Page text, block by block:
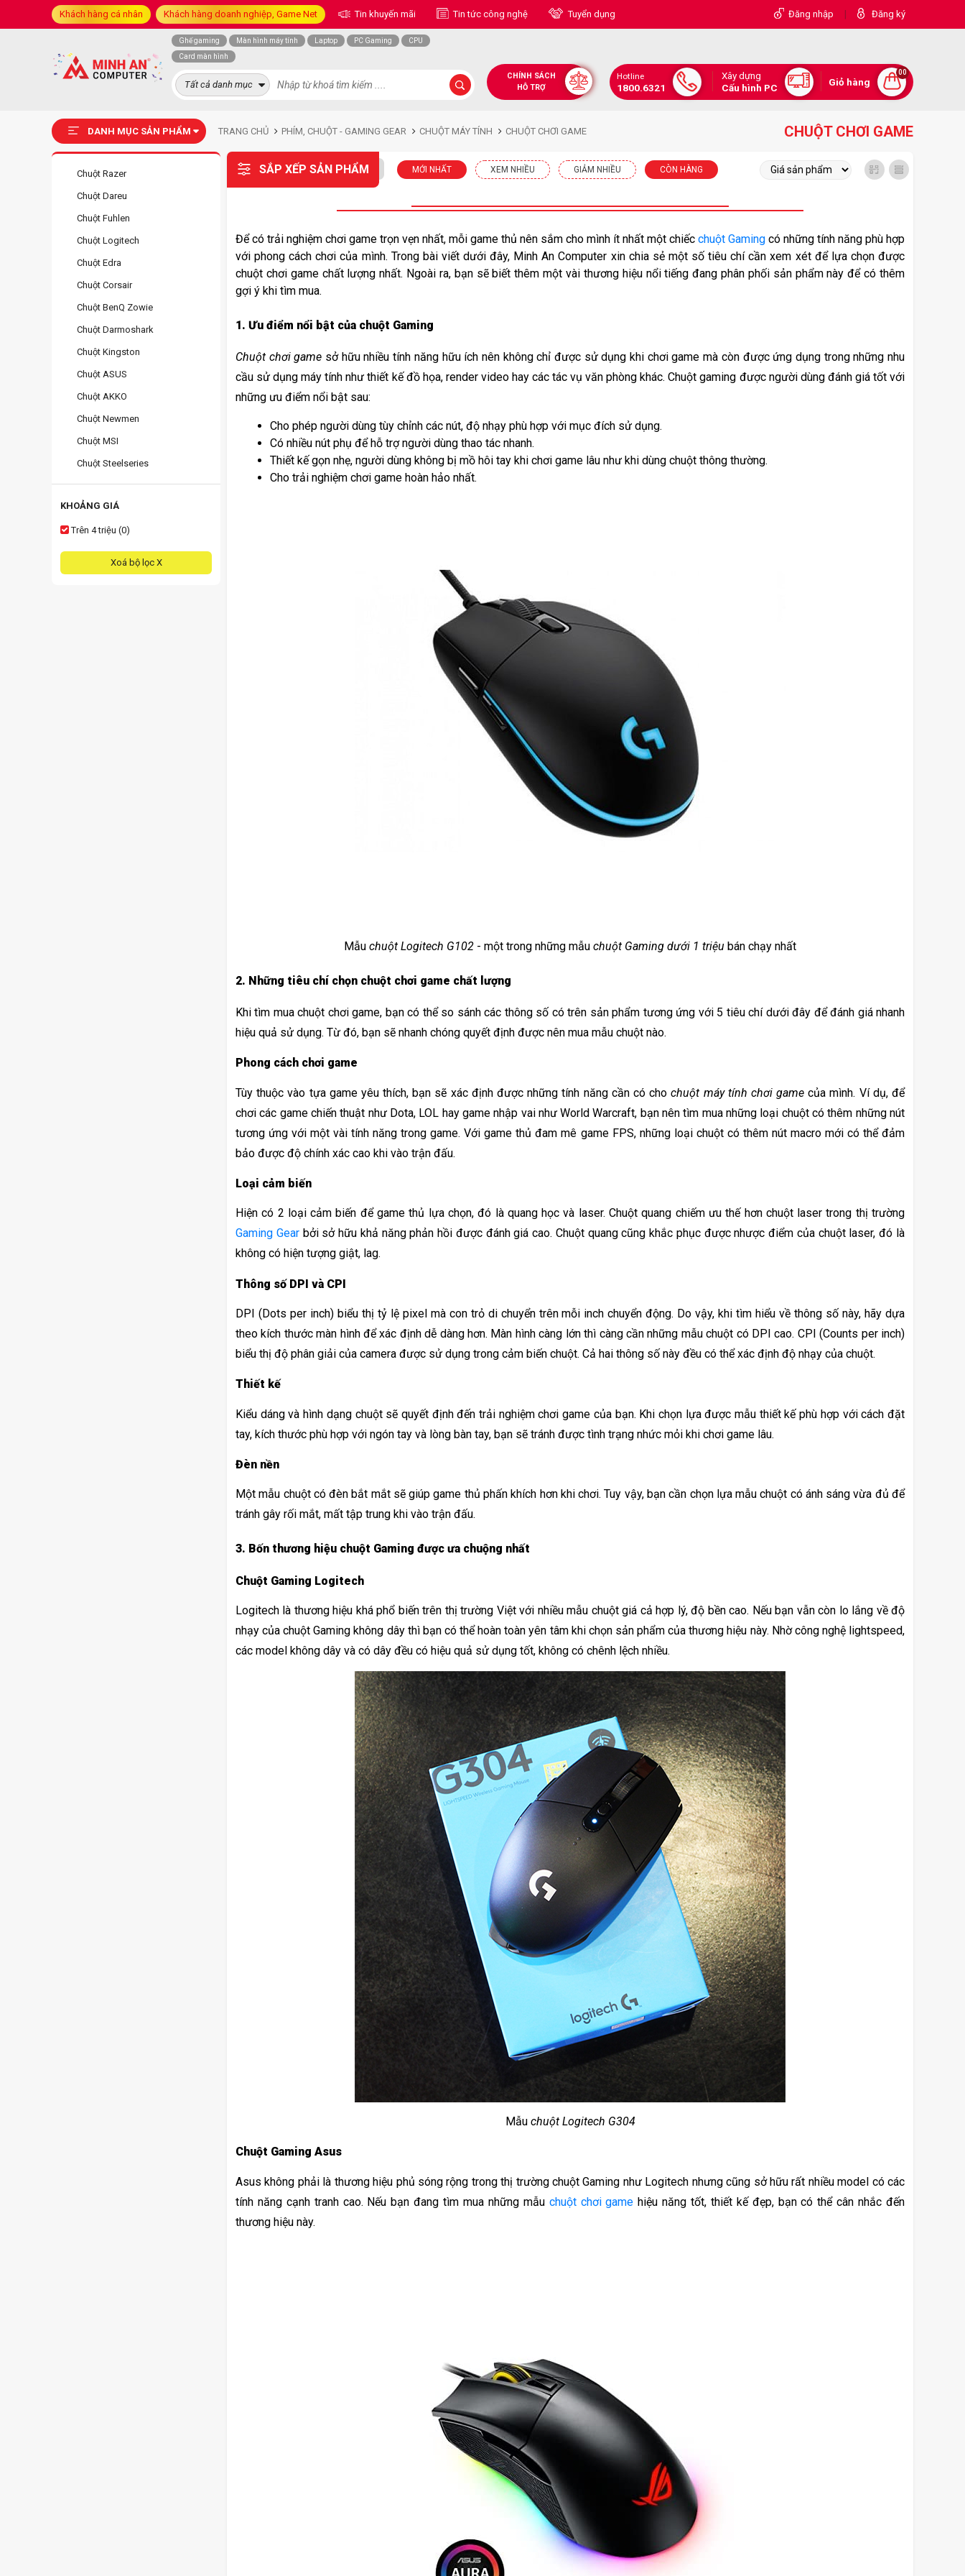
Khách hàng cá nhân Khách hàng doanh nghiệp, Game Net Tin khuyến mãi Tin tức công nghệ Tuyển dụng Đăng nhập | Đăng ký
Ghế gaming Màn hình máy tính Laptop PC Gaming
CPU
Card màn hình
Tất cả danh mục
CHÍNH SÁCH
HỖ TRỢ
Hotline
1800.6321
Xây dựng
Cấu hình PC
Giỏ hàng
00
DANH MỤC SẢN PHẨM TRANG CHỦ PHÍM, CHUỘT - GAMING GEAR CHUỘT MÁY TÍNH CHUỘT CHƠI GAME CHUỘT CHƠI GAME
Chuột Razer
Chuột Dareu
Chuột Fuhlen
Chuột Logitech
Chuột Edra
Chuột Corsair
Chuột BenQ Zowie
Chuột Darmoshark
Chuột Kingston
Chuột ASUS
Chuột AKKO
Chuột Newmen
Chuột MSI
Chuột Steelseries
KHOẢNG GIÁ
Trên 4 triệu (0)
Xoá bộ lọc X
SẮP XẾP SẢN PHẨM MỚI NHẤT XEM NHIỀU GIẢM NHIỀU CÒN HÀNG
Để có trải nghiệm chơi game trọn vẹn nhất, mỗi game thủ nên sắm cho mình ít nhất một chiếc chuột Gaming có những tính năng phù hợp
với phong cách chơi của mình. Trong bài viết dưới đây, Minh An Computer xin chia sẻ một số tiêu chí cần xem xét để lựa chọn được
chuột chơi game chất lượng nhất. Ngoài ra, bạn sẽ biết thêm một vài thương hiệu nổi tiếng đang phân phối sản phẩm này để có thêm
gợi ý khi tìm mua.
1. Ưu điểm nổi bật của chuột Gaming
Chuột chơi game sở hữu nhiều tính năng hữu ích nên không chỉ được sử dụng khi chơi game mà còn được ứng dụng trong những nhu
cầu sử dụng máy tính như thiết kế đồ họa, render video hay các tác vụ văn phòng khác. Chuột gaming được người dùng đánh giá tốt với
những ưu điểm nổi bật sau:
Cho phép người dùng tùy chỉnh các nút, độ nhạy phù hợp với mục đích sử dụng.
Có nhiều nút phụ để hỗ trợ người dùng thao tác nhanh.
Thiết kế gọn nhẹ, người dùng không bị mồ hôi tay khi chơi game lâu như khi dùng chuột thông thường.
Cho trải nghiệm chơi game hoàn hảo nhất.
Mẫu chuột Logitech G102 - một trong những mẫu chuột Gaming dưới 1 triệu bán chạy nhất
2. Những tiêu chí chọn chuột chơi game chất lượng
Khi tìm mua chuột chơi game, bạn có thể so sánh các thông số có trên sản phẩm tương ứng với 5 tiêu chí dưới đây để đánh giá nhanh
hiệu quả sử dụng. Từ đó, bạn sẽ nhanh chóng quyết định được nên mua mẫu chuột nào.
Phong cách chơi game
Tùy thuộc vào tựa game yêu thích, bạn sẽ xác định được những tính năng cần có cho chuột máy tính chơi game của mình. Ví dụ, để
chơi các game chiến thuật như Dota, LOL hay game nhập vai như World Warcraft, bạn nên tìm mua những loại chuột có thêm những nút
tương ứng với một vài tính năng trong game. Với game thủ đam mê game FPS, những loại chuột có thêm nút macro mới có thể đảm
bảo được độ chính xác cao khi vào trận đấu.
Loại cảm biến
Gaming Gear bởi sở hữu khả năng phản hồi được đánh giá cao. Chuột quang cũng khắc phục được nhược điểm của chuột laser, đó là
không có hiện tượng giật, lag.
Thông số DPI và CPI
DPI (Dots per inch) biểu thị tỷ lệ pixel mà con trỏ di chuyển trên mỗi inch chuyển động. Do vậy, khi tìm hiểu về thông số này, hãy dựa
theo kích thước màn hình để xác định dễ dàng hơn. Màn hình càng lớn thì càng cần những mẫu chuột có DPI cao. CPI (Counts per inch)
biểu thị độ phân giải của camera được sử dụng trong cảm biến chuột. Cả hai thông số này đều có thể xác định độ nhạy của chuột.
Thiết kế
Kiểu dáng và hình dạng chuột sẽ quyết định đến trải nghiệm chơi game của bạn. Khi chọn lựa được mẫu thiết kế phù hợp với cách đặt
tay, kích thước phù hợp với ngón tay và lòng bàn tay, bạn sẽ tránh được tình trạng nhức mỏi khi chơi game lâu.
Đèn nền
Một mẫu chuột có đèn bắt mắt sẽ giúp game thủ phấn khích hơn khi chơi. Tuy vậy, bạn cần chọn lựa mẫu chuột có ánh sáng vừa đủ để
tránh gây rối mắt, mất tập trung khi vào trận đấu.
3. Bốn thương hiệu chuột Gaming được ưa chuộng nhất
Chuột Gaming Logitech
Logitech là thương hiệu khá phổ biến trên thị trường Việt với nhiều mẫu chuột giá cả hợp lý, độ bền cao. Nếu bạn vẫn còn lo lắng về độ
nhạy của chuột Gaming không dây thì bạn có thể hoàn toàn yên tâm khi chọn sản phẩm của thương hiệu này. Nhờ công nghệ lightspeed,
các model không dây và có dây đều có hiệu quả sử dụng tốt, không có chênh lệch nhiều.
Mẫu chuột Logitech G304
Chuột Gaming Asus
Asus không phải là thương hiệu phủ sóng rộng trong thị trường chuột Gaming như Logitech nhưng cũng sở hữu rất nhiều model có các
tính năng cạnh tranh cao. Nếu bạn đang tìm mua những mẫu chuột chơi game hiệu năng tốt, thiết kế đẹp, bạn có thể cân nhắc đến
thương hiệu này.